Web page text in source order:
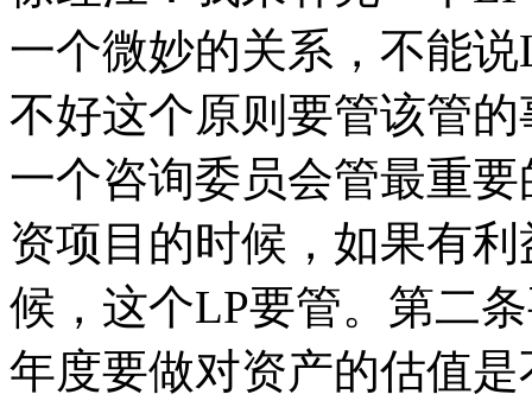
一个微妙的关系，不能
不好这个原则要管该管
一个咨询委员会管最重
资项目的时候，如果有
候，这个LP要管。第二
年度要做对资产的估值